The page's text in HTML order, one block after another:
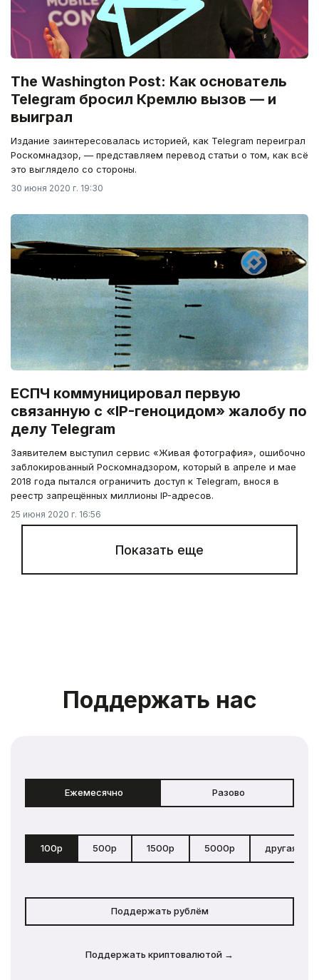
The Washington Post: Как основатель
Telegram бросил Кремлю вызов — и
выиграл
Издание заинтересовалась историей, как Telegram переиграл
Роскомнадзор, — представляем перевод статьи о том, как всё
это выглядело со стороны.
30 июня 2020 г. 19:30
ЕСПЧ коммуницировал первую
связанную с «IP-геноцидом» жалобу по
делу Telegram
Заявителем выступил сервис «Живая фотография», ошибочно
заблокированный Роскомнадзором, который в апреле и мае
2018 года пытался ограничить доступ к Telegram, внося в
реестр запрещённых миллионы IP-адресов.
25 июня 2020 г. 16:56
Показать еще
Поддержать нас
Ежемесячно Разово
100р 500р 1500р 5000р другая
Поддержать рублём
Поддержать криптовалютой →